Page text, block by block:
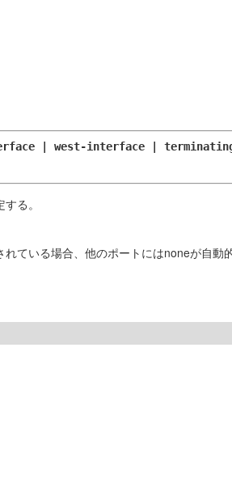
| west-interface |
る。
ている場合、他のポートにはnoneが自動